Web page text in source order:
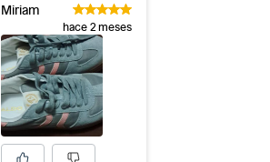
Miriam
hace 2 meses